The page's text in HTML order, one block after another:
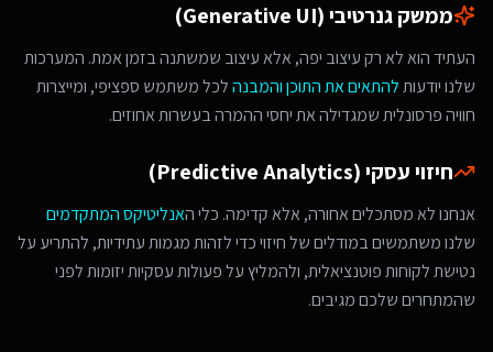
ממשק גנרטיבי (Generative UI)
העתיד הוא לא רק עיצוב יפה, אלא עיצוב שמשתנה בזמן אמת. המערכות
שלנו יודעותלהתאים את התוכן והמבנהלכל משתמש ספציפי, ומייצרות
חוויה פרסונלית שמגדילה את יחסי ההמרה בעשרות אחוזים.
חיזוי עסקי (Predictive Analytics)
אנחנו לא מסתכלים אחורה, אלא קדימה. כלי האנליטיקס המתקדמים
שלנו משתמשים במודלים של חיזוי כדי לזהות מגמות עתידיות, להתריע על
נטישת לקוחות פוטנציאלית, ולהמליץ על פעולות עסקיות יזומות לפני
שהמתחרים שלכם מגיבים.